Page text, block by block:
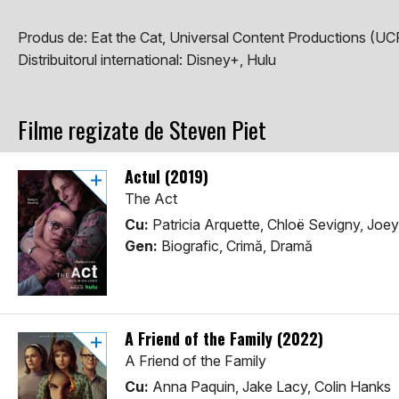
Produs de: Eat the Cat, Universal Content Productions
Distribuitorul international: Disney+, Hulu
Filme regizate de Steven Piet
Actul (2019)
The Act
Cu: Patricia Arquette, Chloë Sevigny,
Gen: Biografic, Crimă, Dramă
A Friend of the Family (2022)
A Friend of the Family
Cu: Anna Paquin, Jake Lacy, Colin Hanks